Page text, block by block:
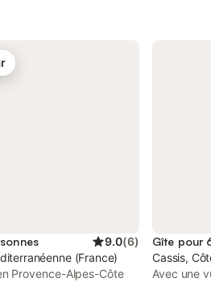
9.0(6)
(France)
Provence-Alpes-Côte
Gîte pour
Cassis,
Avec une